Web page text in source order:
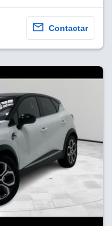
Contactar